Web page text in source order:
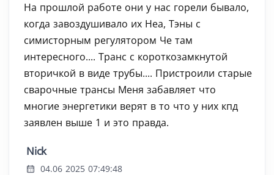
На прошлой работе они у нас горели бывало,
когда завоздушивало их Неа, Тэны с
симисторным регулятором Че там
интересного.... Транс с короткозамкнутой
вторичкой в виде трубы.... Пристроили старые
сварочные трансы Меня забавляет что
многие энергетики верят в то что у них кпд
заявлен выше 1 и это правда.
Nick
04.06 2025 07:49:48